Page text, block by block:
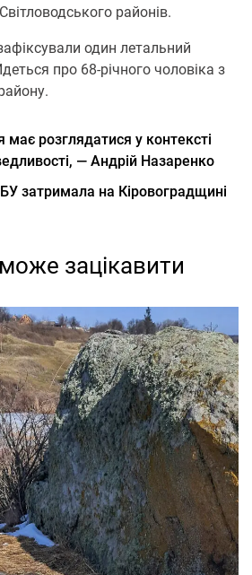
районів.
один летальний
про 68-річного чоловіка з
розглядатися у контексті
— Андрій Назаренко
затримала на Кіровоградщині
зацікавити